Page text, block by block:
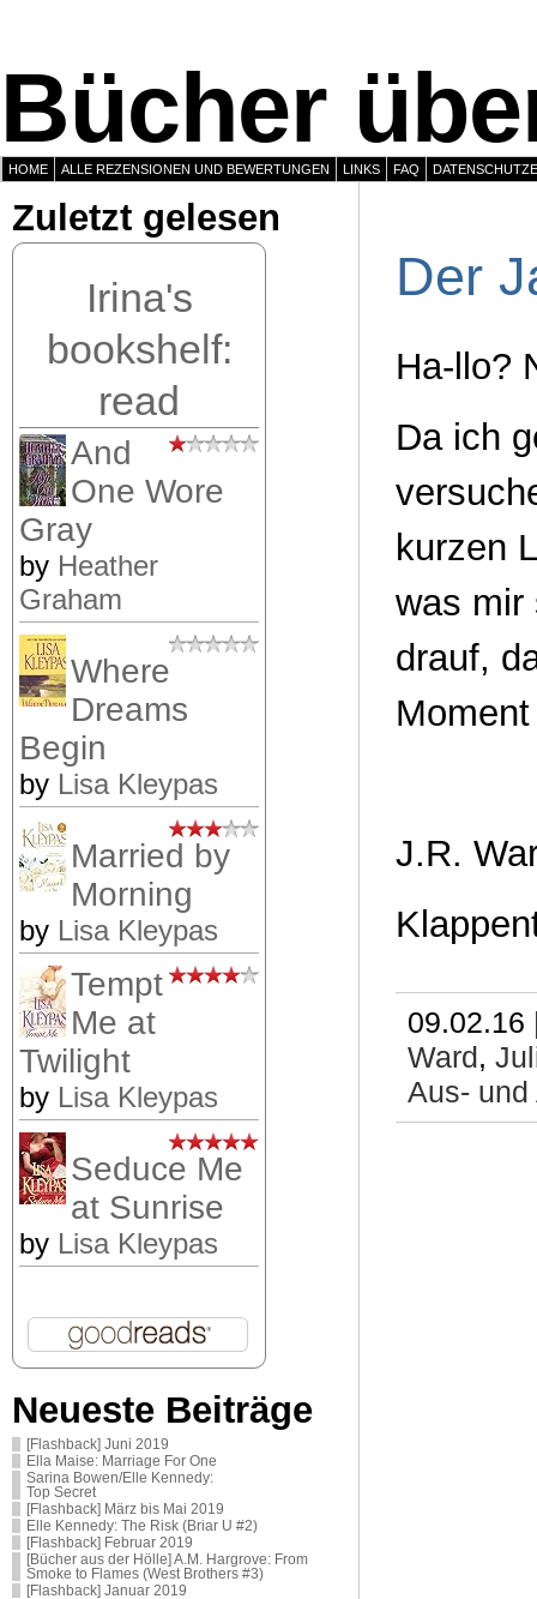
Bücher
HOME ALLE REZENSIONEN UND BEWERTUNGEN LINKS FAQ
Zuletzt gelesen
Irina's
bookshelf:
read
And
One Wore
Gray
by Heather
Graham
Where
Dreams
Begin
by Lisa Kleypas
Married by
Morning
by Lisa Kleypas
Tempt
Me at
Twilight
by Lisa Kleypas
Seduce Me
at Sunrise
by Lisa Kleypas
Neueste Beiträge
[Flashback] Juni 2019
Ella Maise: Marriage For One
Sarina Bowen/Elle Kennedy:
Top Secret
[Flashback] März bis Mai 2019
Elle Kennedy: The Risk (Briar U #2)
[Flashback] Februar 2019
[Bücher aus der Hölle] A.M. Hargrove: From
Smoke to Flames (West Brothers #3)
[Flashback] Januar 2019
Der
Ha-llo?
Da ich
kurzen
was mir
drauf,
J.R.
Ward,
Aus-